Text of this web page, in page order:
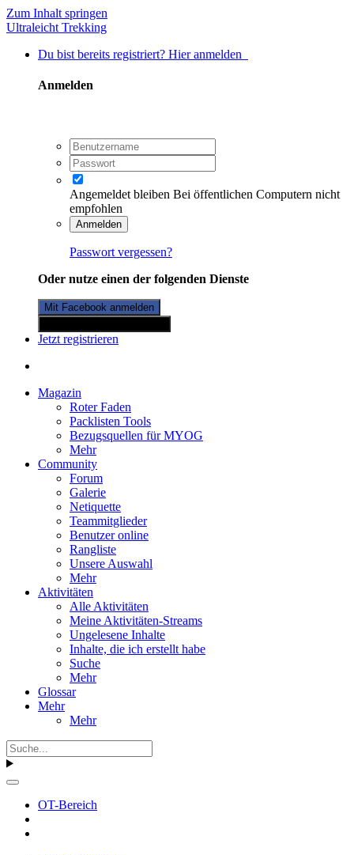
Zum Inhalt springen
Ultraleicht Trekking
Du bist bereits registriert? Hier anmelden
Anmelden
Angemeldet bleiben Bei öffentlichen Computern nicht
empfohlen
Anmelden
Passwort vergessen?
Oder nutze einen der folgenden Dienste
Mit Facebook anmelden
Jetzt registrieren
Magazin
Roter Faden
Packlisten Tools
Bezugsquellen für MYOG
Mehr
Community
Forum
Galerie
Netiquette
Teammitglieder
Benutzer online
Rangliste
Unsere Auswahl
Mehr
Aktivitäten
Alle Aktivitäten
Meine Aktivitäten-Streams
Ungelesene Inhalte
Inhalte, die ich erstellt habe
Suche
Mehr
Glossar
Mehr
Mehr
OT-Bereich